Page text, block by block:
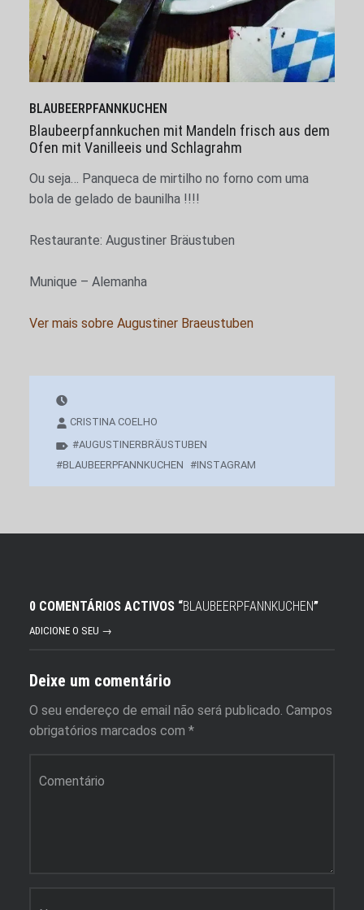
BLAUBEERPFANNKUCHEN
Blaubeerpfannkuchen mit Mandeln frisch aus dem
Ofen mit Vanilleeis und Schlagrahm
Ou seja… Panqueca de mirtilho no forno com uma
bola de gelado de baunilha !!!!
Restaurante: Augustiner Bräustuben
Munique – Alemanha
Ver mais sobre Augustiner Braeustuben
CRISTINA COELHO
AUGUSTINERBRÄUSTUBEN
BLAUBEERPFANNKUCHEN
INSTAGRAM
0 COMENTÁRIOS ACTIVOS “BLAUBEERPFANNKUCHEN”
ADICIONE O SEU →
Deixe um comentário
O seu endereço de email não será publicado. Campos
obrigatórios marcados com *